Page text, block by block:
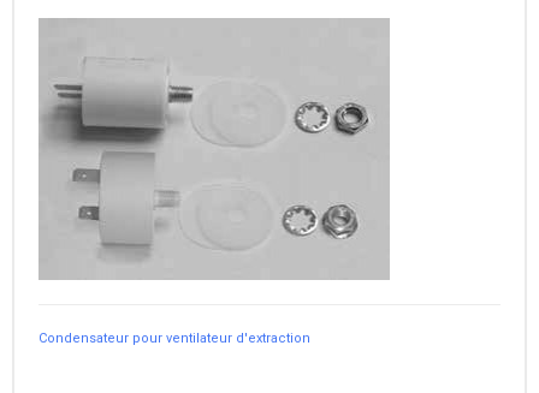
Condensateur pour ventilateur d'extraction